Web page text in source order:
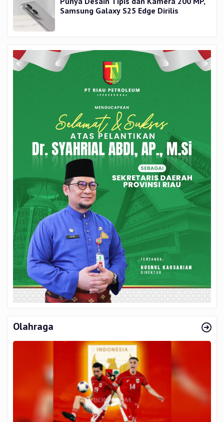
Samsung Galaxy S25 Edge Dirilis
Olahraga